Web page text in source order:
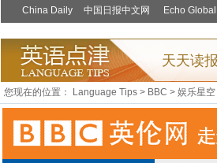
您现在的位置： Language Tips > BBC > 娱乐星空